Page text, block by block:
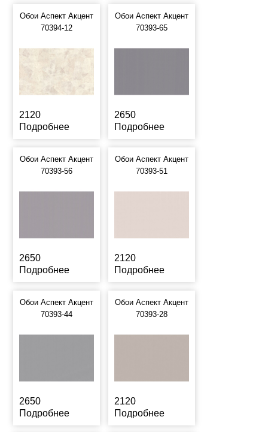
Обои Аспект Акцент
70394-12
2120
Подробнее
Обои Аспект Акцент
70393-65
2650
Подробнее
Обои Аспект Акцент
70393-56
2650
Подробнее
Обои Аспект Акцент
70393-51
2120
Подробнее
Обои Аспект Акцент
70393-44
2650
Подробнее
Обои Аспект Акцент
70393-28
2120
Подробнее